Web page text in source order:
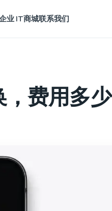
业 IT商城联系我们
费用多少